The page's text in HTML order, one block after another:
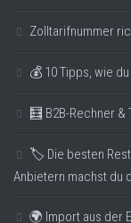
Zolltarifnummer
💰 10 Tipps, wie
🧮 B2B-Rechner
🏷️ Die besten
Anbietern machst du
🌍 Import aus der